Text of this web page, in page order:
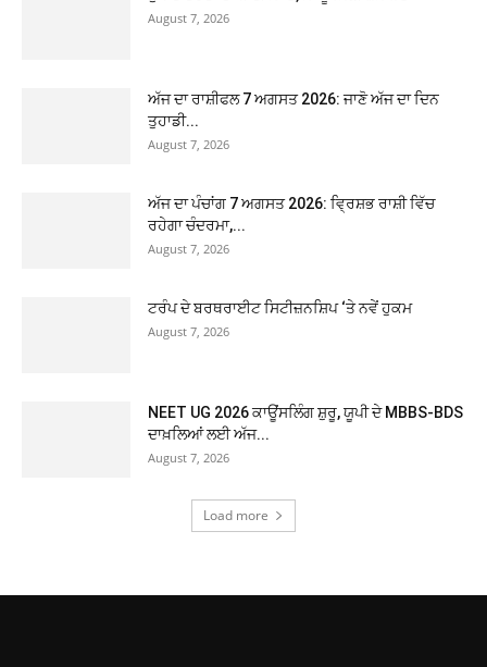
August 7, 2026
ਅੱਜ ਦਾ ਰਾਸ਼ੀਫਲ 7 ਅਗਸਤ 2026: ਜਾਣੋ ਅੱਜ ਦਾ ਦਿਨ
ਤੁਹਾਡੀ...
August 7, 2026
ਅੱਜ ਦਾ ਪੰਚਾਂਗ 7 ਅਗਸਤ 2026: ਵ੍ਰਿਸ਼ਭ ਰਾਸ਼ੀ ਵਿੱਚ
ਰਹੇਗਾ ਚੰਦਰਮਾ,...
August 7, 2026
ਟਰੰਪ ਦੇ ਬਰਥਰਾਈਟ ਸਿਟੀਜ਼ਨਸ਼ਿਪ ‘ਤੇ ਨਵੇਂ ਹੁਕਮ
August 7, 2026
NEET UG 2026 ਕਾਊਂਸਲਿੰਗ ਸ਼ੁਰੂ, ਯੂਪੀ ਦੇ MBBS-BDS
ਦਾਖ਼ਲਿਆਂ ਲਈ ਅੱਜ...
August 7, 2026
Load more